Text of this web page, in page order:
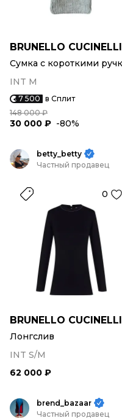
BRUNELLO CUCINELLI
INT M
7 500 в Сплит
148 000 ₽
30 000 ₽ -80%
betty_betty
Частный продавец
0
BRUNELLO CUCINELLI
Лонгслив
INT S/M
62 000 ₽
brend_bazaar
Частный продавец